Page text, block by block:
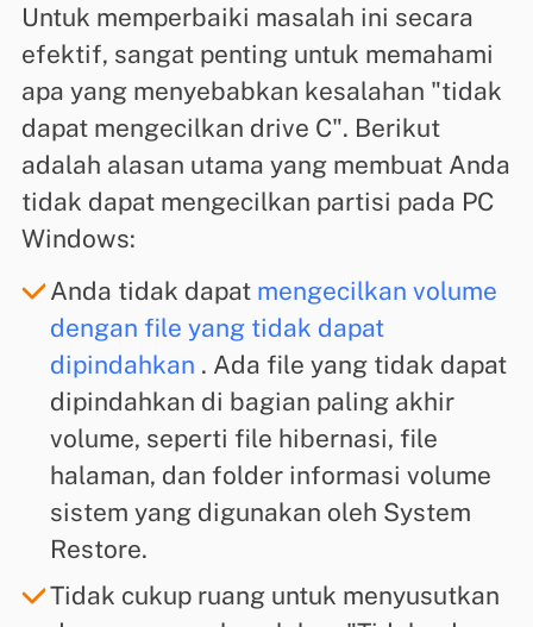
Untuk memperbaiki masalah ini secara
efektif, sangat penting untuk memahami
apa yang menyebabkan kesalahan "tidak
dapat mengecilkan drive C". Berikut
adalah alasan utama yang membuat Anda
tidak dapat mengecilkan partisi pada PC
Windows:
Anda tidak dapat mengecilkan volume
dengan file yang tidak dapat
dipindahkan . Ada file yang tidak dapat
dipindahkan di bagian paling akhir
volume, seperti file hibernasi, file
halaman, dan folder informasi volume
sistem yang digunakan oleh System
Restore.
Tidak cukup ruang untuk menyusutkan